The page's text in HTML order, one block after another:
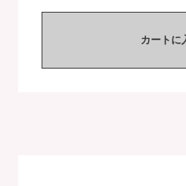
カートに